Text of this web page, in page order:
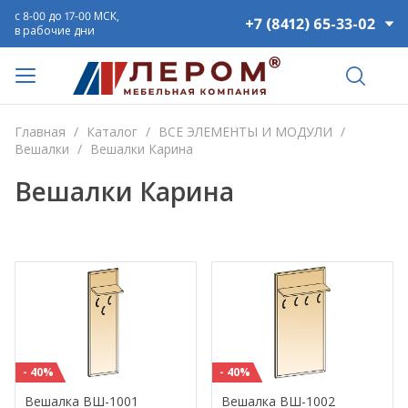
+7 (8412) 65-33-02
с 8-00 до 17-00 МСК,
в рабочие дни
Главная / Каталог / ВСЕ ЭЛЕМЕНТЫ И МОДУЛИ /
Вешалки / Вешалки Карина
Вешалки Карина
- 40%
Вешалка ВШ-1001
- 40%
Вешалка ВШ-1002